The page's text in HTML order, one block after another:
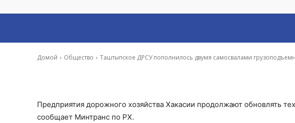
Домой Общество Таштыпское ДРСУ пополнилось двумя самосвалами
самосвалами
Предприятия дорожного хозяйства Хакасии продолжают обновлять
сообщает Минтранс по РХ.